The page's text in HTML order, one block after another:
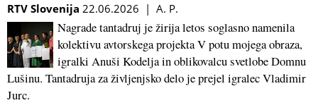
RTV Slovenija 22.06.2026 | A. P.
Nagrade tantadruj je žirija letos soglasno namenila
kolektivu avtorskega projekta V potu mojega obraza,
igralki Anuši Kodelja in oblikovalcu svetlobe Domnu
Lušinu. Tantadruja za življenjsko delo je prejel igralec Vladimir
Jurc.